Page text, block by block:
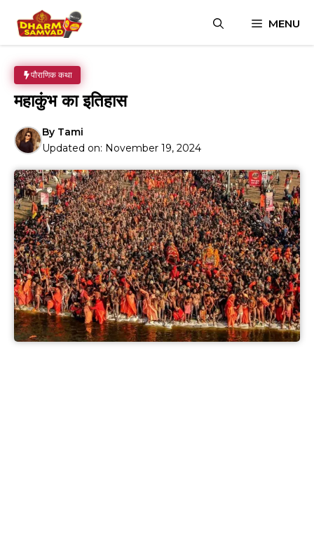
content
MENU
पौराणिक कथा
महाकुंभ का इतिहास
By Tami
Updated on: November 19, 2024